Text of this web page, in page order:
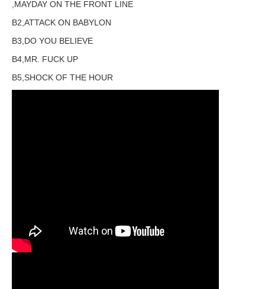
,MAYDAY ON THE FRONT LINE
B2,ATTACK ON BABYLON
B3,DO YOU BELIEVE
B4,MR. FUCK UP
B5,SHOCK OF THE HOUR